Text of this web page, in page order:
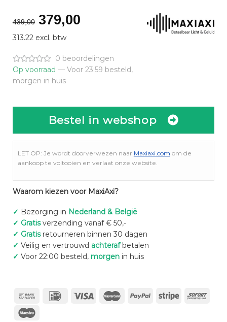
439,00 Oorspronkelijke
prijs
was:
€439,00.
379,00Huidige
€379,00.
313.22 excl. btw
0 beoordelingen
Op voorraad — Voor 23:59 besteld,
morgen in huis
Bestel in webshop
LET OP: Je wordt doorverwezen naar Maxiaxi.com om de
aankoop te voltooien en verlaat onze website.
Waarom kiezen voor MaxiAxi?
✓ Bezorging in Nederland & België
✓ Gratisverzending vanaf € 50,-
✓ Gratisretourneren binnen 30 dagen
✓ Veilig en vertrouwd achterafbetalen
✓ Voor 22:00 besteld, morgenin huis